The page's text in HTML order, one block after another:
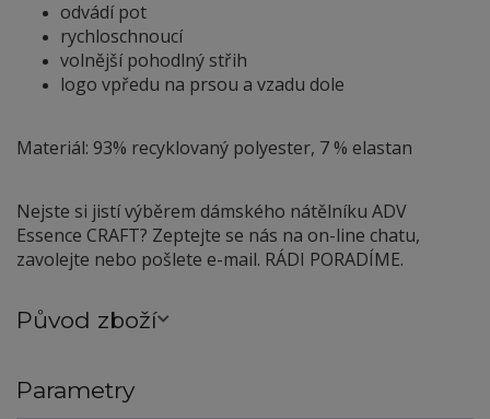
odvádí pot
rychloschnoucí
volnější pohodlný střih
logo vpředu na prsou a vzadu dole
Materiál: 93% recyklovaný polyester, 7 % elastan
Nejste si jistí výběrem dámského nátělníku ADV
Essence CRAFT? Zeptejte se nás na on-line chatu,
zavolejte nebo pošlete e-mail. RÁDI PORADÍME.
Původ zboží
Parametry